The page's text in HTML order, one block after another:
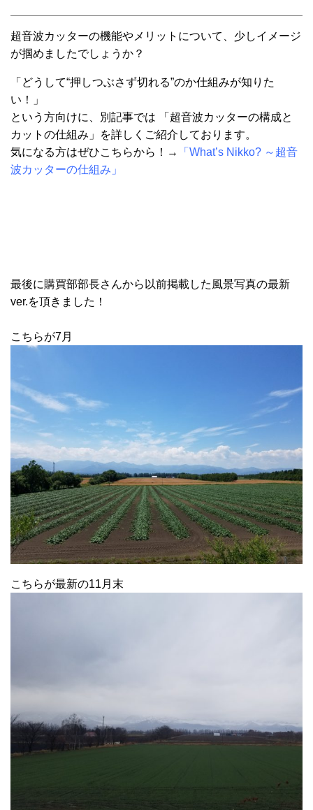
超音波カッターの機能やメリットについて、少しイメージ
が掴めましたでしょうか？
「どうして“押しつぶさず切れる”のか仕組みが知りた
い！」
という方向けに、別記事では 「超音波カッターの構成と
カットの仕組み」を詳しくご紹介しております。
気になる方はぜひこちらから！→
「 What’s Nikko? ～超音
波カッターの仕組み 」
最後に購買部部長さんから以前掲載した風景写真の最新
ver.を頂きました！
こちらが7月
こちらが最新の11月末